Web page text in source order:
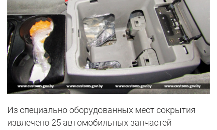
Из специально оборудованных мест сокрытия
извлечено 25 автомобильных запчастей